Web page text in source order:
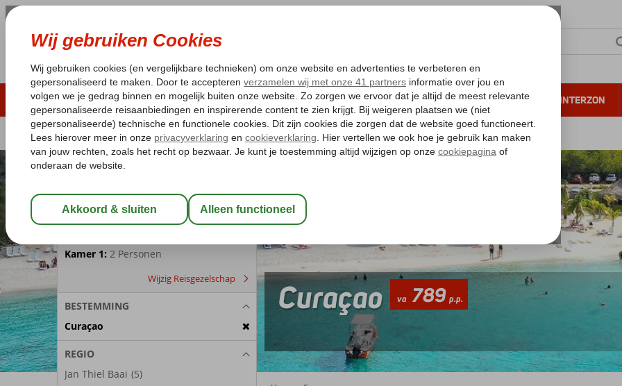
LAST MINUTE ZOMER 2026 ZONVAKANTIE VERRE REIZEN ALL INCLUSIVE WINTERZON
Pakketgarantie Laagsteprijsgarantie* Gratis annuleren*
Kamer 1: 2 Personen
Wijzig Reisgezelschap
BESTEMMING
Curaçao
REGIO
Jan Thiel Baai (5)
Curaçao va 789 p.p.